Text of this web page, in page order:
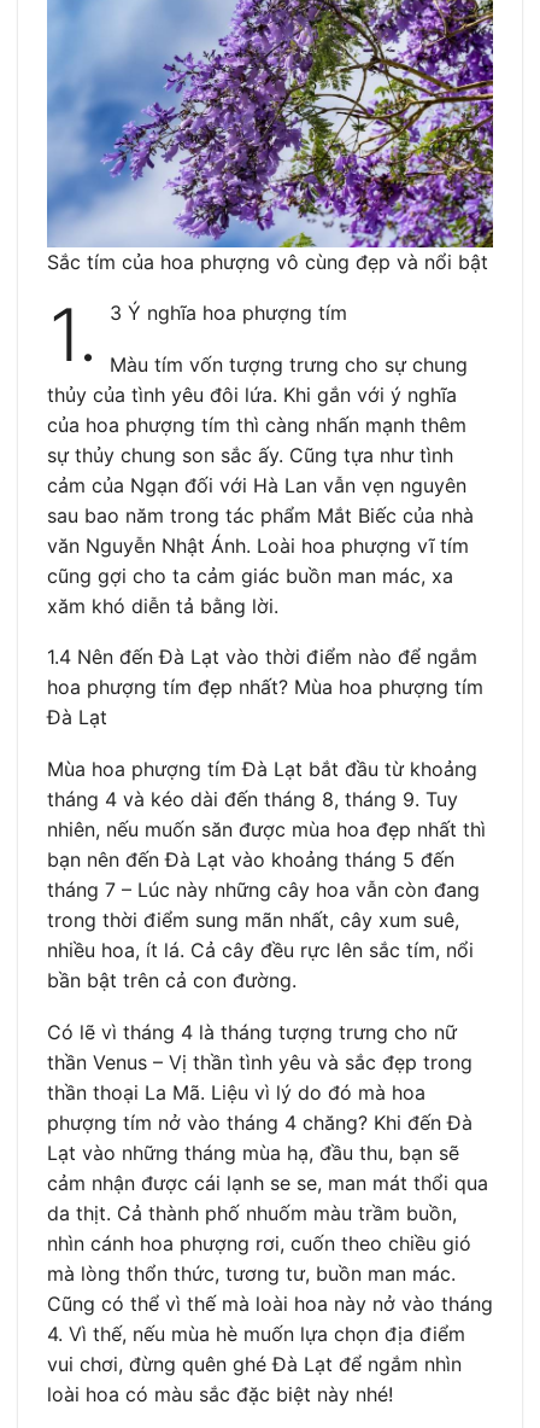
Sắc tím của hoa phượng vô cùng đẹp và nổi bật
1. 3 Ý nghĩa hoa phượng tím
Màu tím vốn tượng trưng cho sự chung
thủy của tình yêu đôi lứa. Khi gắn với ý nghĩa
của hoa phượng tím thì càng nhấn mạnh thêm
sự thủy chung son sắc ấy. Cũng tựa như tình
cảm của Ngạn đối với Hà Lan vẫn vẹn nguyên
sau bao năm trong tác phẩm Mắt Biếc của nhà
văn Nguyễn Nhật Ánh. Loài hoa phượng vĩ tím
cũng gợi cho ta cảm giác buồn man mác, xa
xăm khó diễn tả bằng lời.
1.4 Nên đến Đà Lạt vào thời điểm nào để ngắm
hoa phượng tím đẹp nhất? Mùa hoa phượng tím
Đà Lạt
Mùa hoa phượng tím Đà Lạt bắt đầu từ khoảng
tháng 4 và kéo dài đến tháng 8, tháng 9. Tuy
nhiên, nếu muốn săn được mùa hoa đẹp nhất thì
bạn nên đến Đà Lạt vào khoảng tháng 5 đến
tháng 7 – Lúc này những cây hoa vẫn còn đang
trong thời điểm sung mãn nhất, cây xum suê,
nhiều hoa, ít lá. Cả cây đều rực lên sắc tím, nổi
bần bật trên cả con đường.
Có lẽ vì tháng 4 là tháng tượng trưng cho nữ
thần Venus – Vị thần tình yêu và sắc đẹp trong
thần thoại La Mã. Liệu vì lý do đó mà hoa
phượng tím nở vào tháng 4 chăng? Khi đến Đà
Lạt vào những tháng mùa hạ, đầu thu, bạn sẽ
cảm nhận được cái lạnh se se, man mát thổi qua
da thịt. Cả thành phố nhuốm màu trầm buồn,
nhìn cánh hoa phượng rơi, cuốn theo chiều gió
mà lòng thổn thức, tương tư, buồn man mác.
Cũng có thể vì thế mà loài hoa này nở vào tháng
4. Vì thế, nếu mùa hè muốn lựa chọn địa điểm
vui chơi, đừng quên ghé Đà Lạt để ngắm nhìn
loài hoa có màu sắc đặc biệt này nhé!